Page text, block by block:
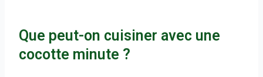
Que peut-on cuisiner avec une
cocotte minute ?